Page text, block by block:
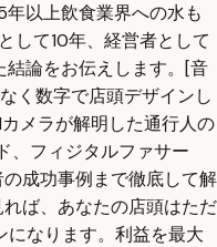
以上飲食業界への水も
して10年、経営者として
論をお伝えします。[音
く数字で店頭デザインし
メラが解明した通行人の
、フィジタルファサー
成功事例まで徹底して解
ば、あなたの店頭はただ
なります。利益を最大